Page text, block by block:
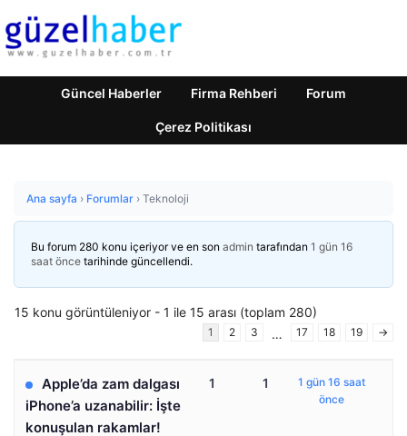
Güncel Haberler Firma Rehberi Forum
Çerez Politikası
Ana sayfa › Forumlar › Teknoloji
Bu forum 280 konu içeriyor ve en son admin tarafından 1 gün 16
saat önce tarihinde güncellendi.
15 konu görüntüleniyor - 1 ile 15 arası (toplam 280)
1 2 3 … 17 18 19 →
Apple’da zam dalgası
iPhone’a uzanabilir: İşte
konuşulan rakamlar!
1 1
1 gün 16 saat
önce